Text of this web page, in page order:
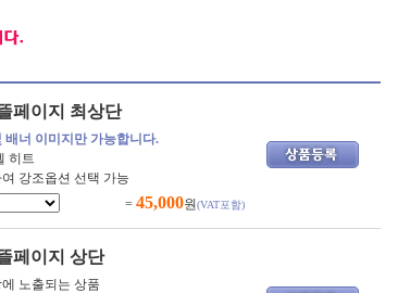
페이지 최상단
배너 이미지만 가능합니다.
히트
강조옵션 선택 가능
= 45,000원(VAT포함)
페이지 상단
노출되는 상품